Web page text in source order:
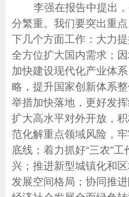
李强在报告中提出
分繁重。我们要突出重
下几个方面工作：大力
全方位扩大国内需求；
加快建设现代化产业体
略，提升国家创新体系
举措加快落地，更好发
扩大高水平对外开放，
范化解重点领域风险，
底线；着力抓好“三农”
兴；推进新型城镇化和
发展空间格局；协同推